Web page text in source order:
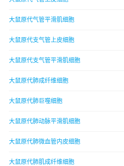
大鼠原代气管平滑肌细胞
大鼠原代支气管上皮细胞
大鼠原代支气管平滑肌细胞
大鼠原代肺成纤维细胞
大鼠原代肺巨噬细胞
大鼠原代肺动脉平滑肌细胞
大鼠原代肺微血管内皮细胞
大鼠原代肺肌成纤维细胞